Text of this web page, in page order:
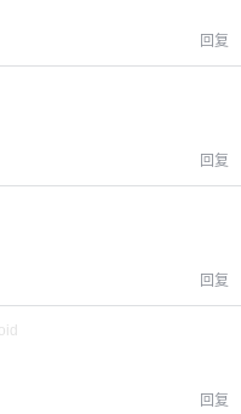
回复
回复
回复
回复